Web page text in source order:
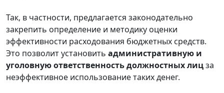
Так, в частности, предлагается законодательно
закрепить определение и методику оценки
эффективности расходования бюджетных средств.
Это позволит установить административную и
уголовную ответственность должностных лицза
неэффективное использование таких денег.